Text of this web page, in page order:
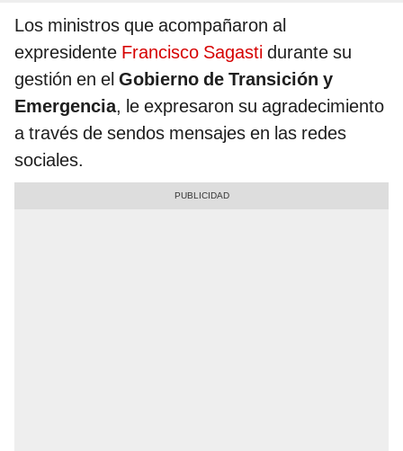
Los ministros que acompañaron al
expresidente Francisco Sagasti durante su
gestión en el Gobierno de Transición y
Emergencia, le expresaron su agradecimiento
a través de sendos mensajes en las redes
sociales.